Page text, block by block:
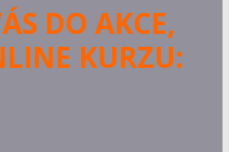
DO AKCE,
KURZU: